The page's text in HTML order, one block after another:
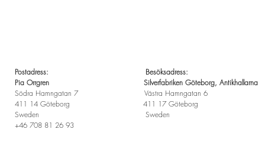
Postadress: Besöksadress:
Pia Orrgren Silverfabriken Göteborg, Antikhallarna
Södra Hamngatan 7 Västra Hamngatan 6
411 14 Göteborg 411 17 Göteborg
Sweden Sweden
+46 708 81 26 93